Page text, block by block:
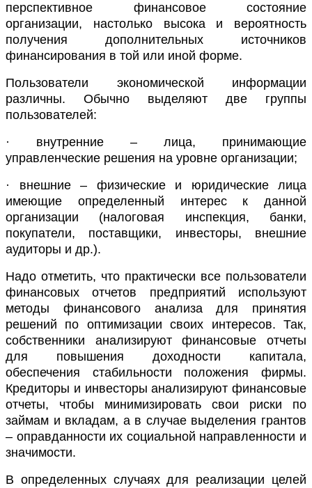
перспективное финансовое состояние
организации, настолько высока и вероятность
получения дополнительных источников
финансирования в той или иной форме.
Пользователи экономической информации
различны. Обычно выделяют две группы
пользователей:
· внутренние – лица, принимающие
управленческие решения на уровне организации;
· внешние – физические и юридические лица
имеющие определенный интерес к данной
организации (налоговая инспекция, банки,
покупатели, поставщики, инвесторы, внешние
аудиторы и др.).
Надо отметить, что практически все пользователи
финансовых отчетов предприятий используют
методы финансового анализа для принятия
решений по оптимизации своих интересов. Так,
собственники анализируют финансовые отчеты
для повышения доходности капитала,
обеспечения стабильности положения фирмы.
Кредиторы и инвесторы анализируют финансовые
отчеты, чтобы минимизировать свои риски по
займам и вкладам, а в случае выделения грантов
– оправданности их социальной направленности и
значимости.
В определенных случаях для реализации целей